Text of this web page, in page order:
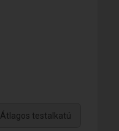
Átlagos testalkatú